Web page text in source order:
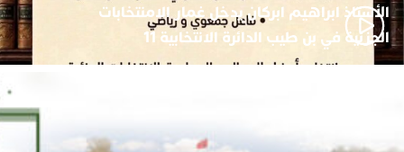
الأستاذ ابراهيم ابركان يدخل غمار الامنتخابات
الجزئية في بن طيب الدائرة الانتخابية 11